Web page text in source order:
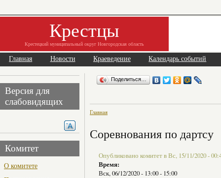
Крестцы
Крестецкий муниципальный округ Новгородская область
Главная Новости Краеведение Календарь событий
Версия для
слабовидящих
Комитет
О комитете
Поделиться…
Главная
Соревнования по дартсу
Опубликовано комитет в Вс, 15/11/2020 -
Время:
Вск, 06/12/2020 - 13:00- 15:00